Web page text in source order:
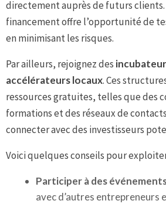
directement auprès de futurs clients.
financement offre l’opportunité de
en minimisant les risques.
Par ailleurs, rejoignez des
accélérateurs locaux. Ces
ressources gratuites, telles que des
formations et des réseaux de
connecter avec des investisseurs
Voici quelques conseils pour
Participer à des
avec d’autres entrepreneurs